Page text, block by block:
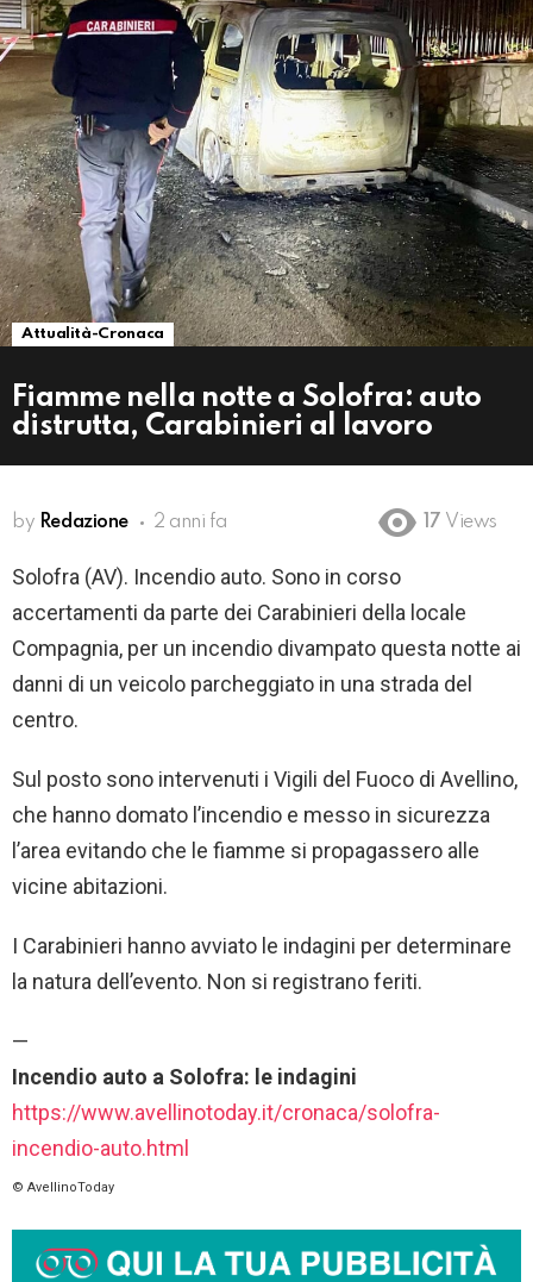
Attualità-Cronaca
Fiamme nella notte a Solofra: auto
distrutta, Carabinieri al lavoro
by Redazione 2 anni fa 17 Views
Solofra (AV). Incendio auto. Sono in corso
accertamenti da parte dei Carabinieri della locale
Compagnia, per un incendio divampato questa notte ai
danni di un veicolo parcheggiato in una strada del
centro.
Sul posto sono intervenuti i Vigili del Fuoco di Avellino,
che hanno domato l’incendio e messo in sicurezza
l’area evitando che le fiamme si propagassero alle
vicine abitazioni.
I Carabinieri hanno avviato le indagini per determinare
la natura dell’evento. Non si registrano feriti.
—
Incendio auto a Solofra: le indagini
https://www.avellinotoday.it/cronaca/solofra-
incendio-auto.html
© AvellinoToday